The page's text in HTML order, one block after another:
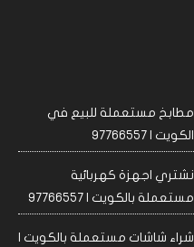
مطابخ مستعملة للبيع في
الكويت | 97766557
نشتري اجهزة كهربائية
مستعملة بالكويت | 97766557
شراء شاشات مستعملة بالكويت |